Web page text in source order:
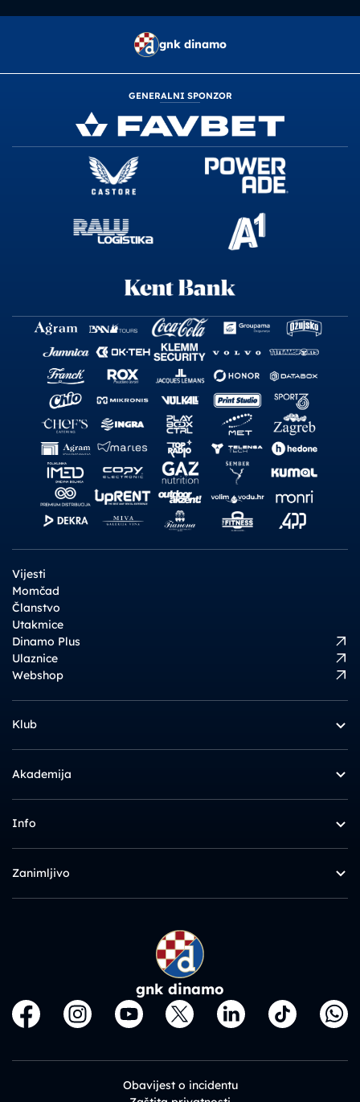
gnk dinamo
GENERALNI SPONZOR
Vijesti
Momčad
Članstvo
Utakmice
Dinamo Plus
Ulaznice
Webshop
Klub
Akademija
Info
Zanimljivo
gnk dinamo
Obavijest o incidentu